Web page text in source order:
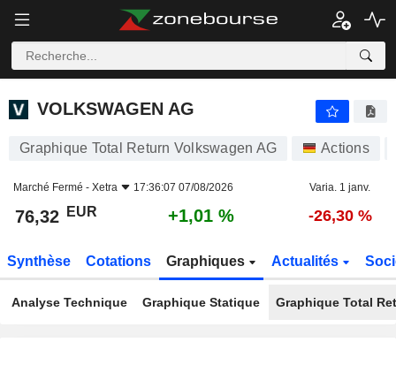
VOLKSWAGEN AG
VOLKSWAGEN AG
Graphique Total Return Volkswagen AG Actions
Marché Fermé - Xetra 17:36:07 07/08/2026 Varia. 1 janv.
76,32 EUR +1,01 % -26,30 %
Synthèse Cotations Graphiques Actualités
Analyse Technique Graphique Statique Graphique Total